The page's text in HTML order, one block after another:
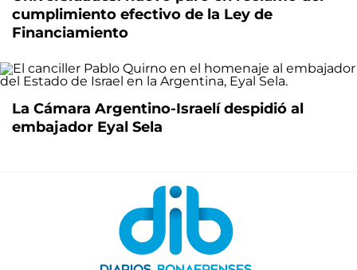
cumplimiento efectivo de la Ley de
Financiamiento
La Cámara Argentino-Israelí despidió al
embajador Eyal Sela